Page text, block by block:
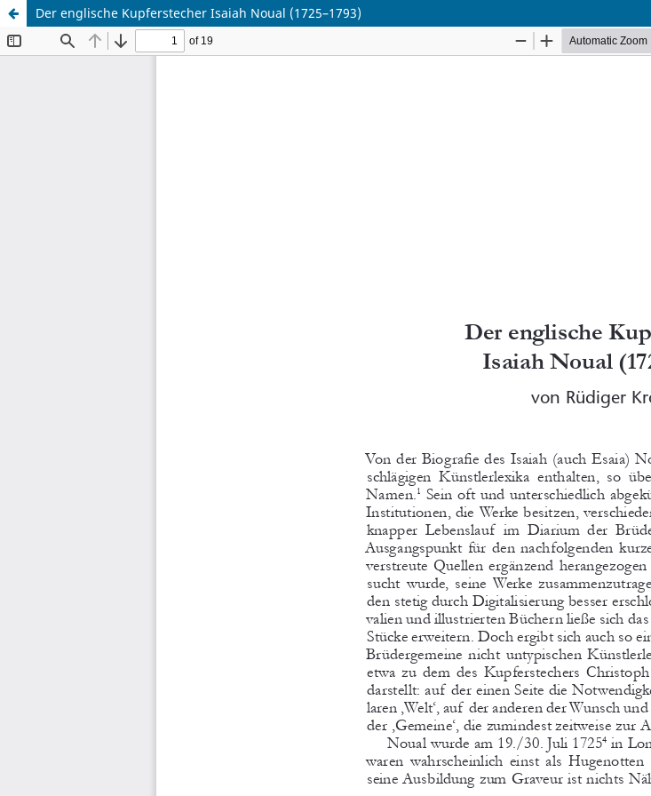
Der englische Kupferstecher Isaiah Noual (1725–1793)